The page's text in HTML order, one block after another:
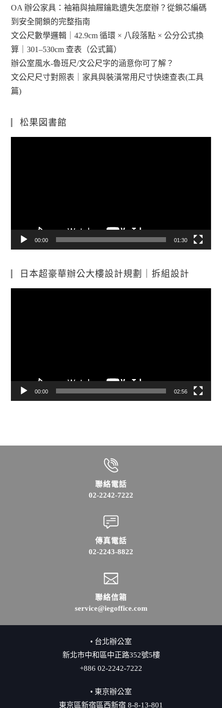
OA 辦公家具：袖箱與抽屜鑰匙遺失怎麼辦？從鎖芯編碼
到安全開鎖的完整指南
文公尺數學邏輯｜42.9cm 循環 × 八段落點 × 公分公式換
算｜301–530cm 查表（公式篇）
辦公室風水-魯班尺/文公尺字的涵意你可了解？
文公尺尺寸對照表｜家具與裝潢常用尺寸快速查表(工具
篇)
松果図書館
00:00 01:30
日本超豪華辦公大樓設計規劃｜拆組設計
00:00 02:56
聯絡電話
02-2242-7222
傳真電話
02-2243-8822
聯絡信箱
service@iegoffice.com
• 台北辦公室
新北市中和區中正路352號5樓
+886 02-2242-7222
• 東京辦公室
東京區新宿區西新宿 8-8-13-801